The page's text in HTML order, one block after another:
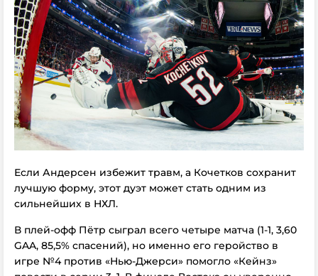
Если Андерсен избежит травм, а Кочетков сохранит
лучшую форму, этот дуэт может стать одним из
сильнейших в НХЛ.
В плей-офф Пётр сыграл всего четыре матча (1-1, 3,60
GAA, 85,5% спасений), но именно его геройство в
игре №4 против «Нью-Джерси» помогло «Кейнз»